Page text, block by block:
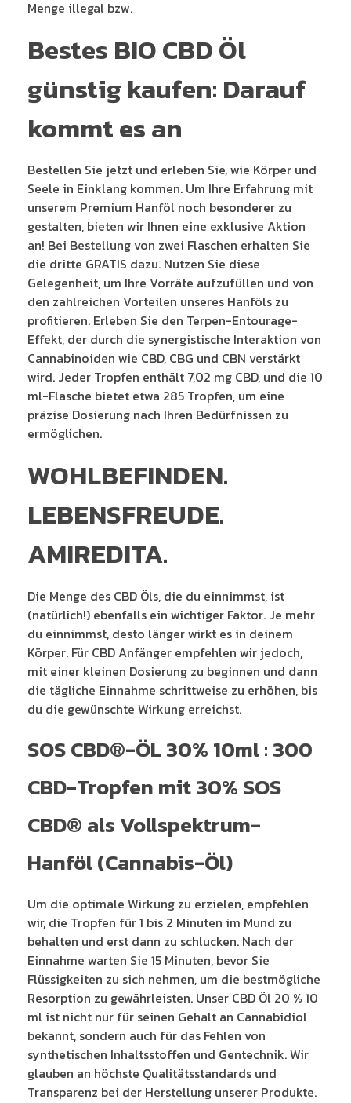
Menge illegal bzw.
Bestes BIO CBD Öl
günstig kaufen: Darauf
kommt es an
Bestellen Sie jetzt und erleben Sie, wie Körper und
Seele in Einklang kommen. Um Ihre Erfahrung mit
unserem Premium Hanföl noch besonderer zu
gestalten, bieten wir Ihnen eine exklusive Aktion
an! Bei Bestellung von zwei Flaschen erhalten Sie
die dritte GRATIS dazu. Nutzen Sie diese
Gelegenheit, um Ihre Vorräte aufzufüllen und von
den zahlreichen Vorteilen unseres Hanföls zu
profitieren. Erleben Sie den Terpen-Entourage-
Effekt, der durch die synergistische Interaktion von
Cannabinoiden wie CBD, CBG und CBN verstärkt
wird. Jeder Tropfen enthält 7,02 mg CBD, und die 10
ml-Flasche bietet etwa 285 Tropfen, um eine
präzise Dosierung nach Ihren Bedürfnissen zu
ermöglichen.
WOHLBEFINDEN.
LEBENSFREUDE.
AMIREDITA.
Die Menge des CBD Öls, die du einnimmst, ist
(natürlich!) ebenfalls ein wichtiger Faktor. Je mehr
du einnimmst, desto länger wirkt es in deinem
Körper. Für CBD Anfänger empfehlen wir jedoch,
mit einer kleinen Dosierung zu beginnen und dann
die tägliche Einnahme schrittweise zu erhöhen, bis
du die gewünschte Wirkung erreichst.
SOS CBD®-ÖL 30% 10ml : 300
CBD-Tropfen mit 30% SOS
CBD® als Vollspektrum-
Hanföl (Cannabis-Öl)
Um die optimale Wirkung zu erzielen, empfehlen
wir, die Tropfen für 1 bis 2 Minuten im Mund zu
behalten und erst dann zu schlucken. Nach der
Einnahme warten Sie 15 Minuten, bevor Sie
Flüssigkeiten zu sich nehmen, um die bestmögliche
Resorption zu gewährleisten. Unser CBD Öl 20 % 10
ml ist nicht nur für seinen Gehalt an Cannabidiol
bekannt, sondern auch für das Fehlen von
synthetischen Inhaltsstoffen und Gentechnik. Wir
glauben an höchste Qualitätsstandards und
Transparenz bei der Herstellung unserer Produkte.